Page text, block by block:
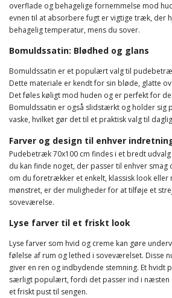
overflade og behagelige fornemmelse mod
evnen til at absorbere fugt er vigtige træk, der
behagelig temperatur, mens du sover.
Bomuldssatin: Blødhed og glans
Bomuldssatin er et populært valg til
Dette materiale er kendt for sin bløde, glatte
Det føles køligt mod huden og er perfekt for
Bomuldssatin er også slidstærkt og holder sig
vaske, hvilket gør det til et praktisk valg til
Farver og design til enhver
Pudebetræk 70x100 cm findes i et bredt
du kan finde noget, der passer til enhver smag
om du foretrækker et enkelt, klassisk look eller
mønstret, er der muligheder for at tilføje et
soveværelse.
Lyse farver til et friskt look
Lyse farver som hvid og creme kan gøre
følelse af rum og lethed i soveværelset. Disse
giver en ren og indbydende stemning. Et hvidt
særligt populært, fordi det passer ind i næsten
et friskt pust til sengen.